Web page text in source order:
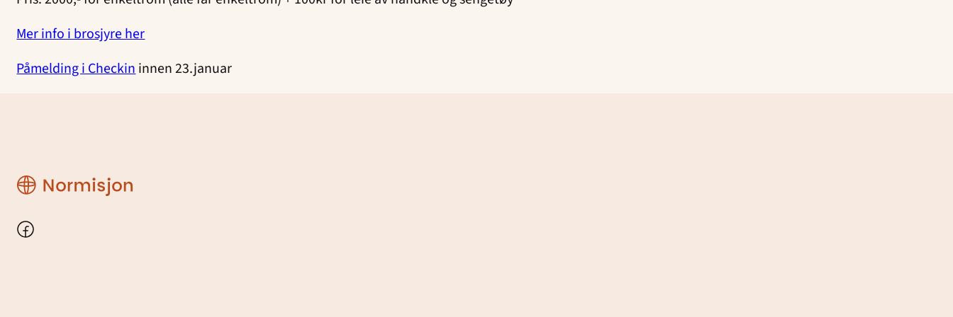
Mer info i brosjyre her
Påmelding i Checkininnen 23.januar
Region
Rogaland
Facebook